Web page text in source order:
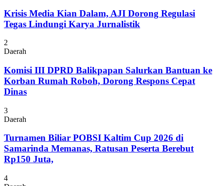
Krisis Media Kian Dalam, AJI Dorong Regulasi
Tegas Lindungi Karya Jurnalistik
2
Daerah
Komisi III DPRD Balikpapan Salurkan Bantuan ke
Korban Rumah Roboh, Dorong Respons Cepat
Dinas
3
Daerah
Turnamen Biliar POBSI Kaltim Cup 2026 di
Samarinda Memanas, Ratusan Peserta Berebut
Rp150 Juta,
4